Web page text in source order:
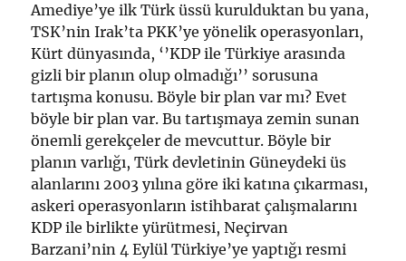
Amediye’ye ilk Türk üssü kurulduktan bu yana,
TSK’nin Irak’ta PKK’ye yönelik operasyonları,
Kürt dünyasında, ‘’KDP ile Türkiye arasında
gizli bir planın olup olmadığı’’ sorusuna
tartışma konusu. Böyle bir plan var mı? Evet
böyle bir plan var. Bu tartışmaya zemin sunan
önemli gerekçeler de mevcuttur. Böyle bir
planın varlığı, Türk devletinin Güneydeki üs
alanlarını 2003 yılına göre iki katına çıkarması,
askeri operasyonların istihbarat çalışmalarını
KDP ile birlikte yürütmesi, Neçirvan
Barzani’nin 4 Eylül Türkiye’ye yaptığı resmi